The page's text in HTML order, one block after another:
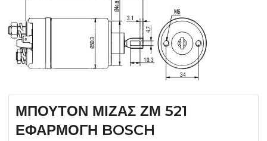
ΜΠΟΥΤΟΝ ΜΙΖΑΣ ΖΜ 521
ΕΦΑΡΜΟΓΗ BOSCH